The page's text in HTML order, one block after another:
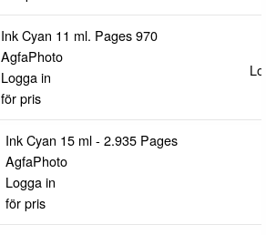
Ink Cyan 11 ml. Pages 970
AgfaPhoto
Logga in
för pris
Ink Cyan 15 ml - 2.935 Pages
AgfaPhoto
Logga in
för pris